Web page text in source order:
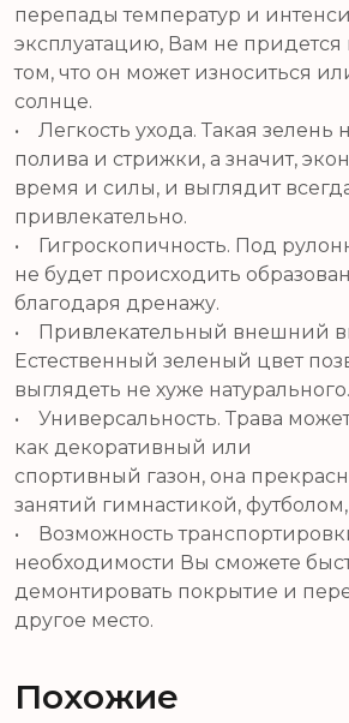
перепады температур и
эксплуатацию, Вам не придется
том, что он может износиться
солнце.
• Легкость ухода. Такая зелень
полива и стрижки, а значит,
время и силы, и выглядит
привлекательно.
• Гигроскопичность. Под
не будет происходить
благодаря дренажу.
• Привлекательный внешний
Естественный зеленый цвет
выглядеть не хуже натурального.
• Универсальность. Трава
как декоративный или
спортивный газон, она
занятий гимнастикой,
• Возможность
необходимости Вы сможете
демонтировать покрытие и
другое место.
Похожие